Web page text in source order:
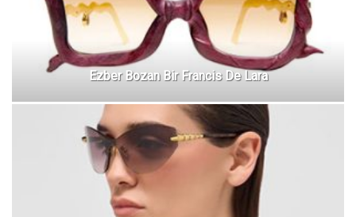
Ezber Bozan Bir Francis De Lara